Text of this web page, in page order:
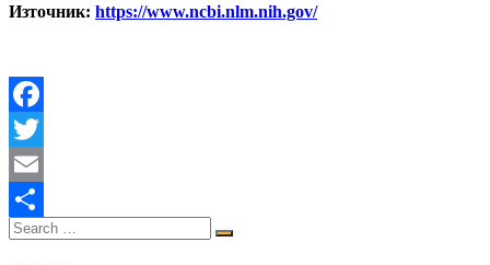
Източник: https://www.ncbi.nlm.nih.gov/
Facebook
Twitter
Email
Share